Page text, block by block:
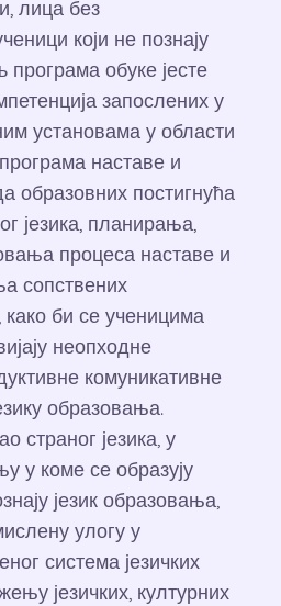
лица без
који не познају
програма обуке јесте
запослених у
установама у области
наставе и
образовних постигнућа
језика, планирања,
процеса наставе и
сопствених
како би се ученицима
неопходне
комуникативне
образовања.
страног језика, у
у коме се образују
језик образовања,
улогу у
система језичких
језичких, културних